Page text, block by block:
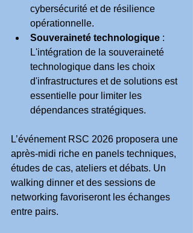
cybersécurité et de résilience
opérationnelle.
Souveraineté technologique :
L'intégration de la souveraineté
technologique dans les choix
d'infrastructures et de solutions est
essentielle pour limiter les
dépendances stratégiques.
L’événement RSC 2026 proposera une
après-midi riche en panels techniques,
études de cas, ateliers et débats. Un
walking dinner et des sessions de
networking favoriseront les échanges
entre pairs.